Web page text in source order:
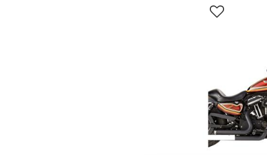
Lägg till i